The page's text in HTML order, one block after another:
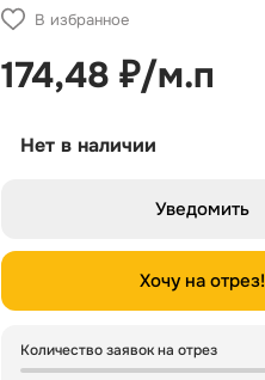
В избранное
174,48 ₽/м.п
Нет в наличии
Уведомить
Хочу на отрез!
Количество заявок на отрез